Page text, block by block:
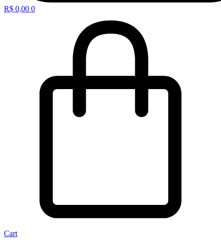
R$ 0,00 0
Cart